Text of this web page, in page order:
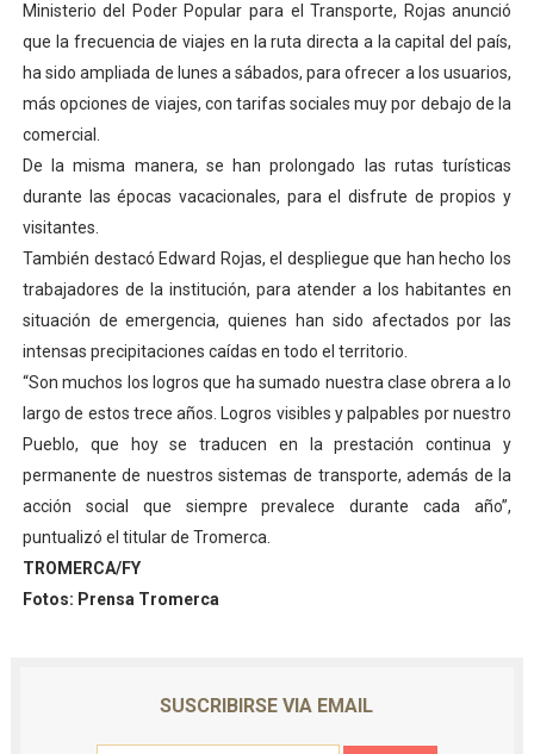
Ministerio del Poder Popular para el Transporte, Rojas anunció
que la frecuencia de viajes en la ruta directa a la capital del país,
ha sido ampliada de lunes a sábados, para ofrecer a los usuarios,
más opciones de viajes, con tarifas sociales muy por debajo de la
comercial.
De la misma manera, se han prolongado las rutas turísticas
durante las épocas vacacionales, para el disfrute de propios y
visitantes.
También destacó Edward Rojas, el despliegue que han hecho los
trabajadores de la institución, para atender a los habitantes en
situación de emergencia, quienes han sido afectados por las
intensas precipitaciones caídas en todo el territorio.
“Son muchos los logros que ha sumado nuestra clase obrera a lo
largo de estos trece años. Logros visibles y palpables por nuestro
Pueblo, que hoy se traducen en la prestación continua y
permanente de nuestros sistemas de transporte, además de la
acción social que siempre prevalece durante cada año”,
puntualizó el titular de Tromerca.
TROMERCA/FY
Fotos: Prensa Tromerca
SUSCRIBIRSE VIA EMAIL